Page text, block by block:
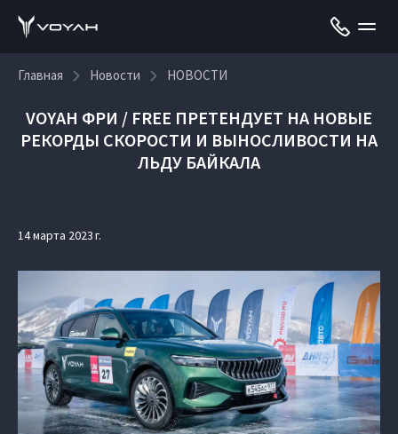
Главная Новости НОВОСТИ
VOYAH ФРИ / FREE ПРЕТЕНДУЕТ НА НОВЫЕ
РЕКОРДЫ СКОРОСТИ И ВЫНОСЛИВОСТИ НА
ЛЬДУ БАЙКАЛА
14 марта 2023 г.